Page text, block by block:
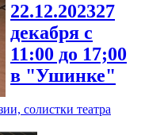
22.12.202327
декабря с
11:00 до 17;00
в "Ушинке"
солистки театра